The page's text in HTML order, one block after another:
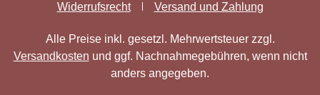
Widerrufsrecht
Versand und Zahlung
Alle Preise inkl. gesetzl. Mehrwertsteuer zzgl.
Versandkosten und ggf. Nachnahmegebühren, wenn nicht
anders angegeben.